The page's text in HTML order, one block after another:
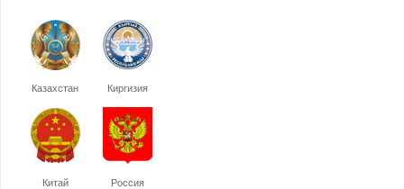
Казахстан Киргизия
Китай Россия